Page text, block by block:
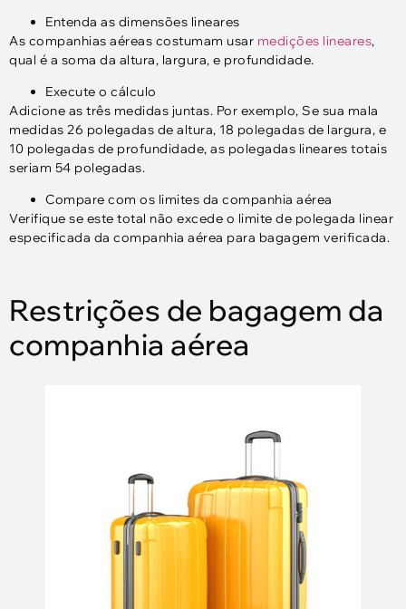
Entenda as dimensões lineares
As companhias aéreas costumam usar medições lineares,
qual é a soma da altura, largura, e profundidade.
Execute o cálculo
Adicione as três medidas juntas. Por exemplo, Se sua mala
medidas 26 polegadas de altura, 18 polegadas de largura, e
10 polegadas de profundidade, as polegadas lineares totais
seriam 54 polegadas.
Compare com os limites da companhia aérea
Verifique se este total não excede o limite de polegada linear
especificada da companhia aérea para bagagem verificada.
Restrições de bagagem da
companhia aérea